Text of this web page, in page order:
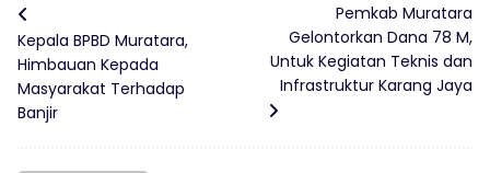
Kepala BPBD Muratara,
Himbauan Kepada
Masyarakat Terhadap
Banjir
Pemkab Muratara
Gelontorkan Dana 78 M,
Untuk Kegiatan Teknis dan
Infrastruktur Karang Jaya